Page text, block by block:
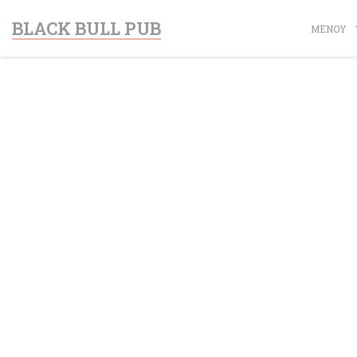
BLACK BULL PUB ΜΕΝΟΎ